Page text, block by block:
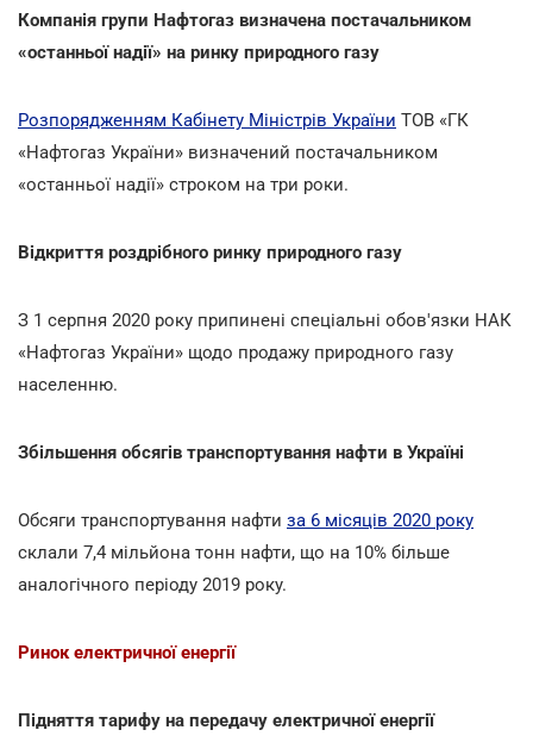
Компанія групи Нафтогаз визначена постачальником
«останньої надії» на ринку природного газу
Розпорядженням Кабінету Міністрів України ТОВ «ГК
«Нафтогаз України» визначений постачальником
«останньої надії» строком на три роки.
Відкриття роздрібного ринку природного газу
З 1 серпня 2020 року припинені спеціальні обов'язки НАК
«Нафтогаз України» щодо продажу природного газу
населенню.
Збільшення обсягів транспортування нафти в Україні
Обсяги транспортування нафти за 6 місяців 2020 року
склали 7,4 мільйона тонн нафти, що на 10% більше
аналогічного періоду 2019 року.
Ринок електричної енергії
Підняття тарифу на передачу електричної енергії